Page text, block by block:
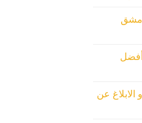
الابلاغ عن